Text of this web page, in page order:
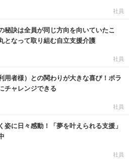
社員
秘訣は全員が同じ方向を向いていたこ
となって取り組む自立支援介護
社員
用者様）との関わりが大きな喜び！ポラ
チャレンジできる
社員
姿に日々感動！「夢を叶えられる支援」
社員